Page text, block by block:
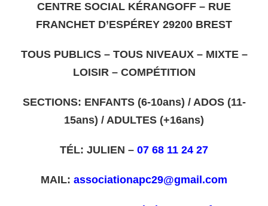
CENTRE SOCIAL KÉRANGOFF – RUE
FRANCHET D’ESPÉREY 29200 BREST
TOUS PUBLICS – TOUS NIVEAUX – MIXTE –
LOISIR – COMPÉTITION
SECTIONS: ENFANTS (6-10ans) / ADOS (11-
15ans) / ADULTES (+16ans)
TÉL: JULIEN – 07 68 11 24 27
MAIL: associationapc29@gmail.com